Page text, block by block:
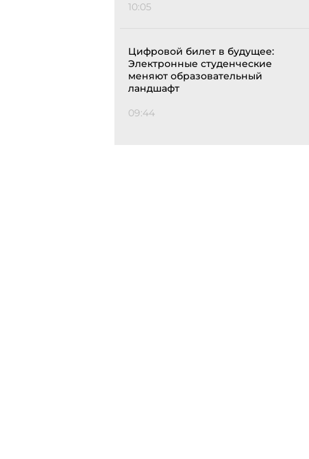
10:05
Цифровой билет в будущее:
Электронные студенческие
меняют образовательный
ландшафт
09:44